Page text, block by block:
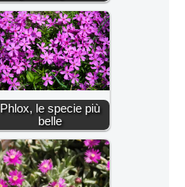
Phlox, le specie più
belle